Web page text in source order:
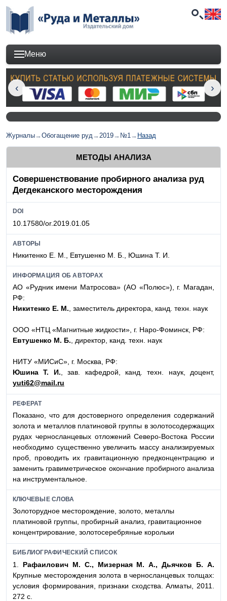
Меню
Журналы→Обогащение руд→2019→ №1→ Назад
МЕТОДЫ АНАЛИЗА
Совершенствование пробирного анализа руд
Дегдеканского месторождения
DOI
10.17580/or.2019.01.05
АВТОРЫ
Никитенко Е. М., Евтушенко М. Б., Юшина Т. И.
ИНФОРМАЦИЯ ОБ АВТОРАХ
АО «Рудник имени Матросова» (АО «Полюс»), г. Магадан,
РФ:
Никитенко Е. М., заместитель директора, канд. техн. наук
ООО «НТЦ «Магнитные жидкости», г. Наро-Фоминск, РФ:
Евтушенко М. Б., директор, канд. техн. наук
НИТУ «МИСиС», г. Москва, РФ:
Юшина Т. И., зав. кафедрой, канд. техн. наук, доцент,
yuti62@mail.ru
РЕФЕРАТ
Показано, что для достоверного определения содержаний
золота и металлов платиновой группы в золотосодержащих
рудах черносланцевых отложений Северо-Востока России
необходимо существенно увеличить массу анализируемых
проб, проводить их гравитационную предконцентрацию и
заменить гравиметрическое окончание пробирного анализа
на инструментальное.
КЛЮЧЕВЫЕ СЛОВА
Золоторудное месторождение, золото, металлы
платиновой группы, пробирный анализ, гравитационное
концентрирование, золотосеребряные корольки
БИБЛИОГРАФИЧЕСКИЙ СПИСОК
1. Рафаилович М. С., Мизерная М. А., Дьячков Б. А.
Крупные месторождения золота в черносланцевых толщах:
условия формирования, признаки сходства. Алматы, 2011.
272 с.